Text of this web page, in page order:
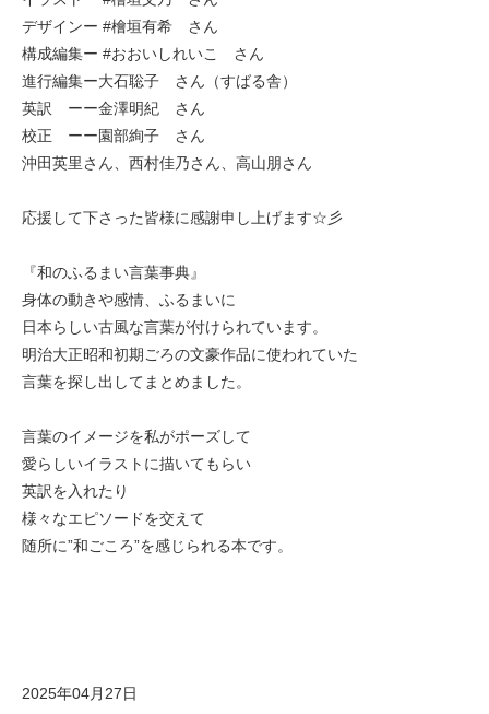
デザインー #檜垣有希 さん
構成編集ー #おおいしれいこ さん
進行編集ー大石聡子 さん（すばる舎）
英訳 ーー金澤明紀 さん
校正 ーー園部絢子 さん
沖田英里さん、西村佳乃さん、高山朋さん
応援して下さった皆様に感謝申し上げます☆彡
『和のふるまい言葉事典』
身体の動きや感情、ふるまいに
日本らしい古風な言葉が付けられています。
明治大正昭和初期ごろの文豪作品に使われていた
言葉を探し出してまとめました。
言葉のイメージを私がポーズして
愛らしいイラストに描いてもらい
英訳を入れたり
様々なエピソードを交えて
随所に”和ごころ”を感じられる本です。
2025年04月27日